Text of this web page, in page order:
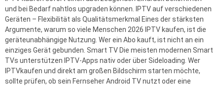
und bei Bedarf nahtlos upgraden können. IPTV auf verschiedenen
Geräten – Flexibilität als Qualitätsmerkmal Eines der stärksten
Argumente, warum so viele Menschen 2026 IPTV kaufen, ist die
geräteunabhängige Nutzung. Wer ein Abo kauft, ist nicht an ein
einziges Gerät gebunden. Smart TV Die meisten modernen Smart
TVs unterstützen IPTV-Apps nativ oder über Sideloading. Wer
IPTVkaufen und direkt am großen Bildschirm starten möchte,
sollte prüfen, ob sein Fernseher Android TV nutzt oder eine